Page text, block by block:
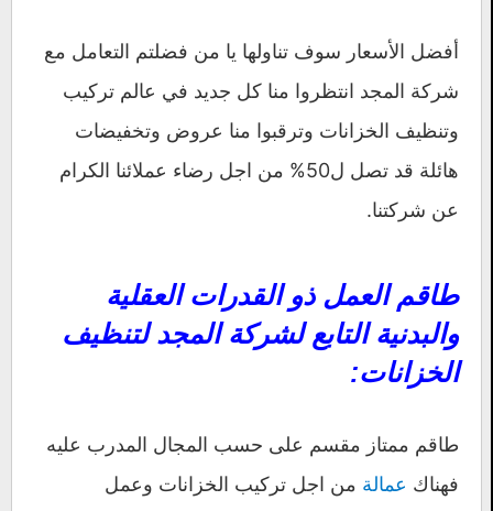
أفضل الأسعار سوف تناولها يا من فضلتم التعامل مع
شركة المجد انتظروا منا كل جديد في عالم تركيب
وتنظيف الخزانات وترقبوا منا عروض وتخفيضات
هائلة قد تصل ل50% من اجل رضاء عملائنا الكرام
عن شركتنا.
طاقم العمل ذو القدرات العقلية
والبدنية التابع لشركة المجد لتنظيف
الخزانات:
طاقم ممتاز مقسم على حسب المجال المدرب عليه
فهناك عمالة من اجل تركيب الخزانات وعمل